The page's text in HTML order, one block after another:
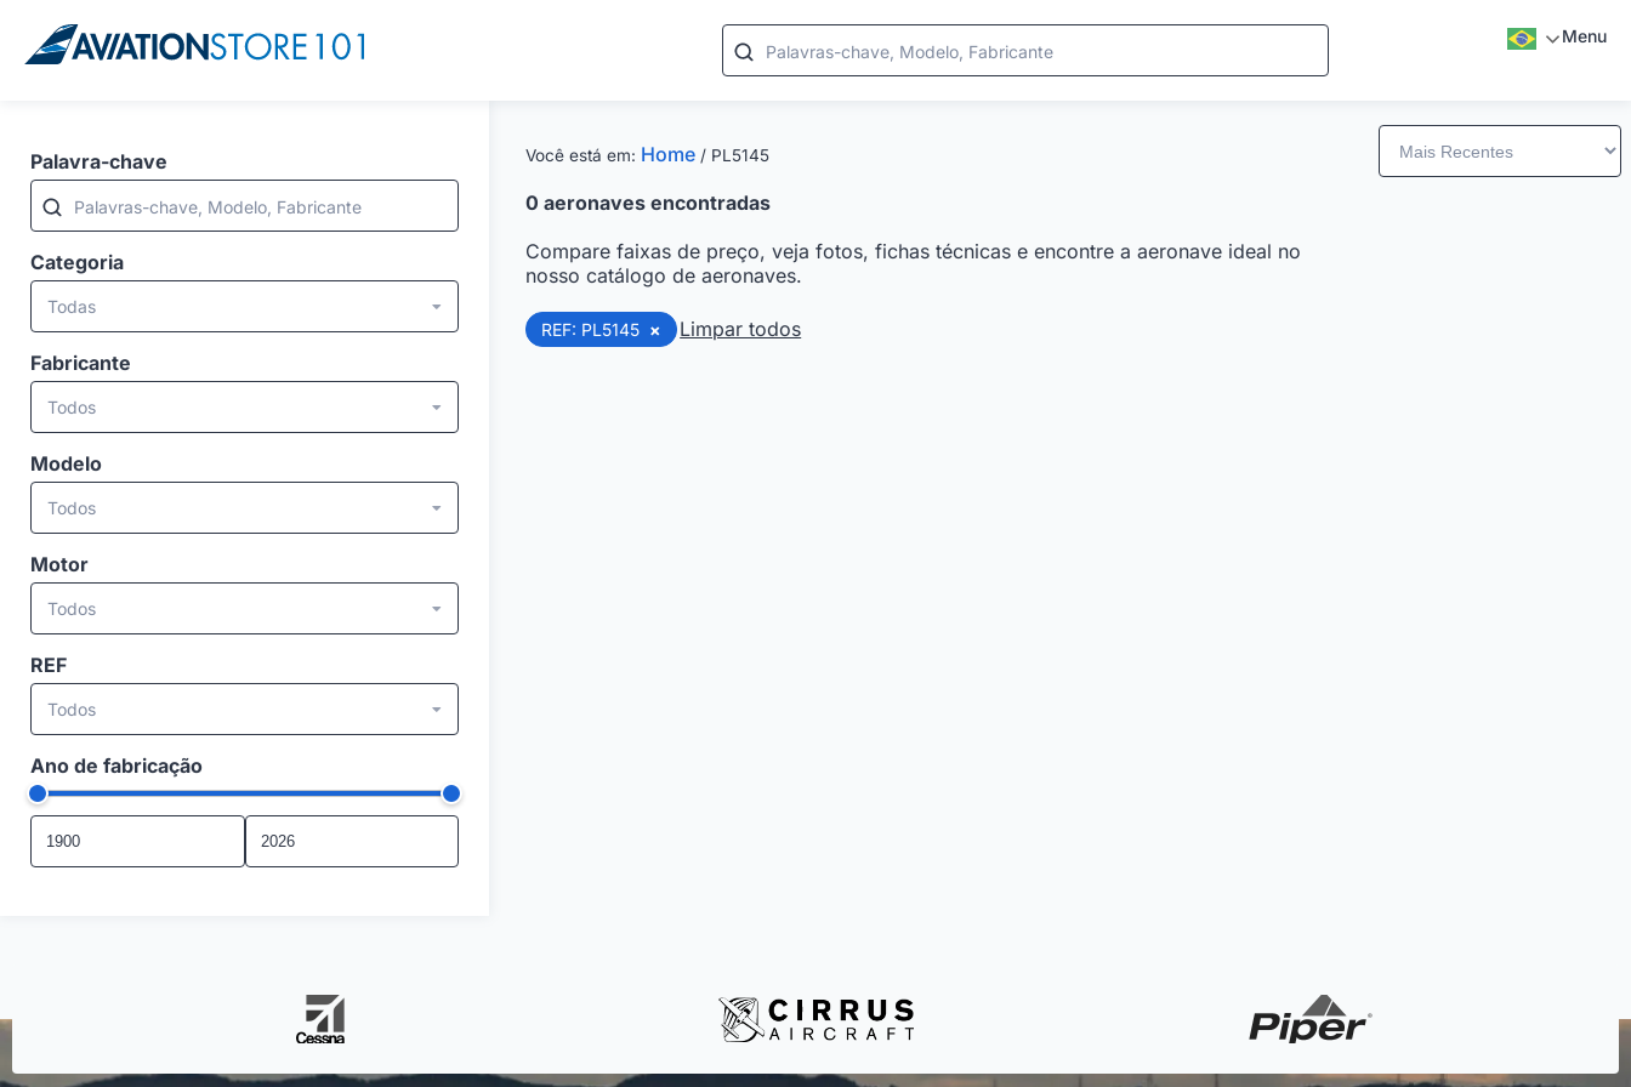
Palavras-chave, Modelo, Fabricante
Menu
Palavra-chave
Palavras-chave, Modelo, Fabricante
Categoria
Todas
Fabricante
Todos
Modelo
Todos
Motor
Todos
REF
Todos
Ano de fabricação
Você está em: Home / PL5145
0 aeronaves encontradas
Compare faixas de preço, veja fotos, fichas técnicas e encontre a aeronave ideal no
nosso catálogo de aeronaves.
REF: PL5145 × Limpar todos